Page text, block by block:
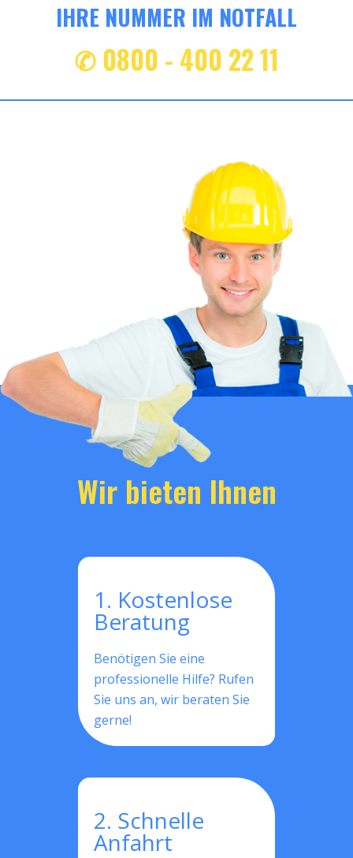
IHRE NUMMER IM NOTFALL
✆ 0800 - 400 22 11
Wir bieten Ihnen
1. Kostenlose
Beratung
Benötigen Sie eine
professionelle Hilfe? Rufen
Sie uns an, wir beraten Sie
gerne!
2. Schnelle
Anfahrt